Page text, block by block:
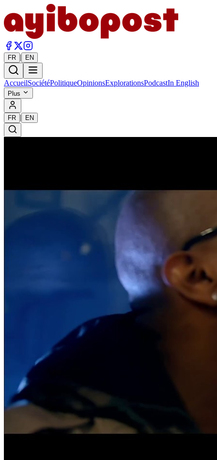
FR | EN
AccueilSociétéPolitiqueOpinionsExplorationsPodcastIn English
Plus
FR | EN